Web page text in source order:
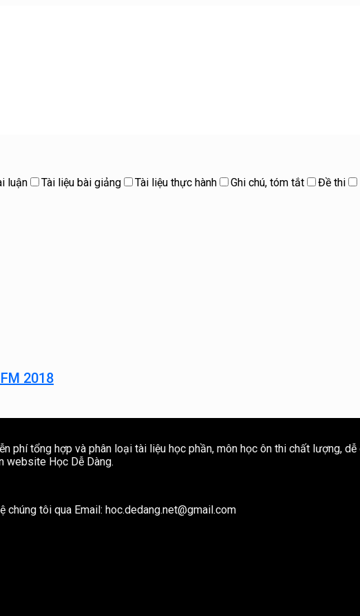
luận Tài liệu bài giảng Tài liệu thực hành Ghi chú, tóm tắt Đề thi
2018
phí tổng hợp và phân loại tài liệu học phần, môn học ôn thi chất lượng,
website Học Dễ Dàng.
chúng tôi qua Email: hoc.dedang.net@gmail.com